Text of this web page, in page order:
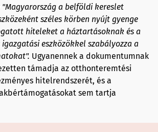
"Magyarország a belföldi kereslet
széles körben nyújt gyenge
hiteleket a háztartásoknak és a
eszközökkel szabályozza a
Ugyanennek a dokumentumnak
támadja az otthonteremtési
hitelrendszerét, és a
sem tartja